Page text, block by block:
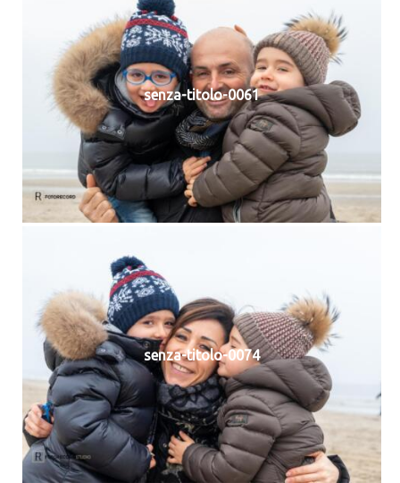
senza-titolo-0061
senza-titolo-0074